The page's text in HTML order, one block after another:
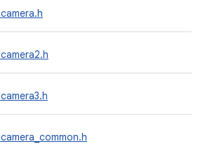
camera.h
camera2.h
camera3.h
camera_common.h